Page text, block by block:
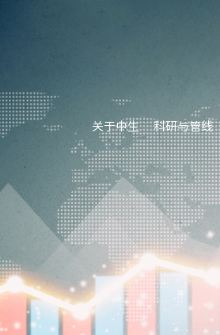
关于中生 科研与管线